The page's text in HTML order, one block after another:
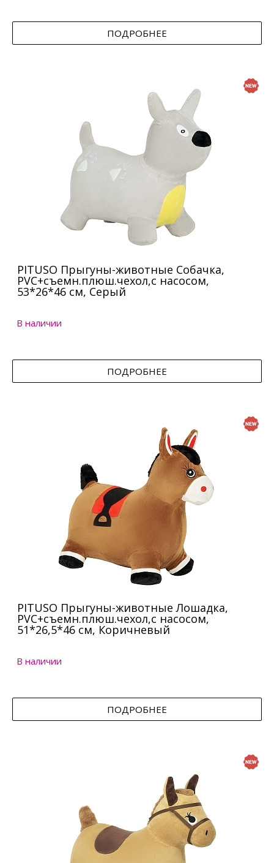
ПОДРОБНЕЕ
PITUSO Прыгуны-животные Собачка,
PVC+съемн.плюш.чехол,с насосом,
53*26*46 см, Серый
В наличии
ПОДРОБНЕЕ
PITUSO Прыгуны-животные Лошадка,
PVC+съемн.плюш.чехол,с насосом,
51*26,5*46 см, Коричневый
В наличии
ПОДРОБНЕЕ